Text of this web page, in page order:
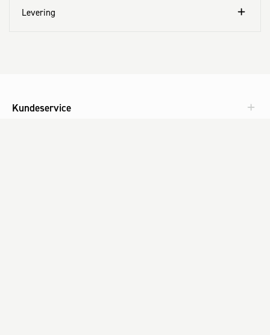
Levering
Kundeservice